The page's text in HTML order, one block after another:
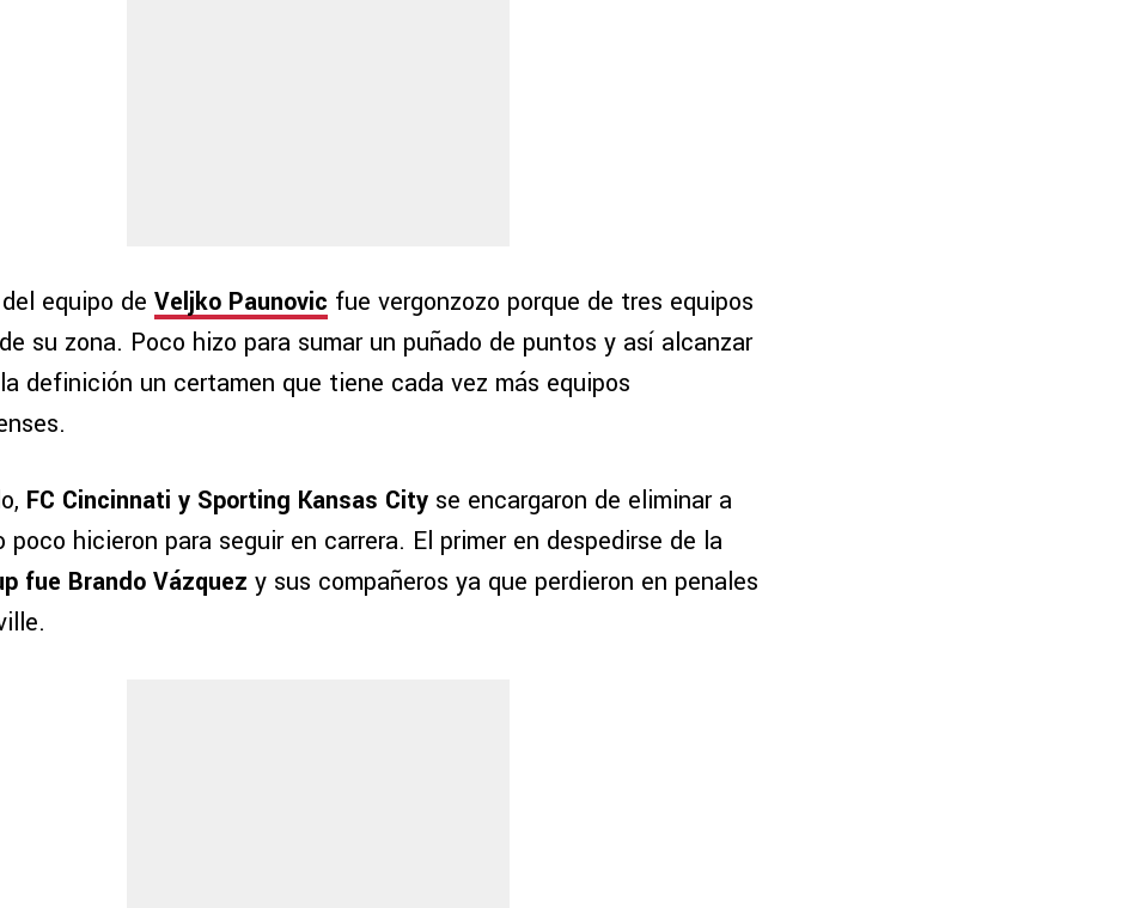
equipo de Veljko Paunovic fue vergonzozo porque de tres equipos
su zona. Poco hizo para sumar un puñado de puntos y así alcanzar
definición un certamen que tiene cada vez más equipos
FC Cincinnati y Sporting Kansas City se encargaron de eliminar a
poco hicieron para seguir en carrera. El primer en despedirse de la
fue Brando Vázquez y sus compañeros ya que perdieron en penales